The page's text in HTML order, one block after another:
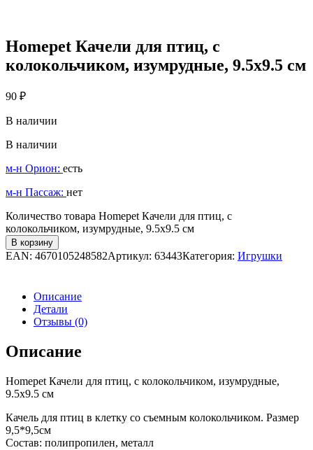
Homepet Качели для птиц, с
колокольчиком, изумрудные, 9.5х9.5 см
90 ₽
В наличии
В наличии
м-н Орион: есть
м-н Пассаж: нет
Количество товара Homepet Качели для птиц, с
колокольчиком, изумрудные, 9.5х9.5 см
В корзину
EAN: 4670105248582Артикул: 63443Категория: Игрушки
Описание
Детали
Отзывы (0)
Описание
Homepet Качели для птиц, с колокольчиком, изумрудные,
9.5х9.5 см
Качель для птиц в клетку со съемным колокольчиком. Размер
9,5*9,5см
Состав: полипропилен, металл